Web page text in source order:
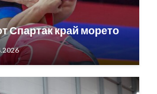
Спартак край морето